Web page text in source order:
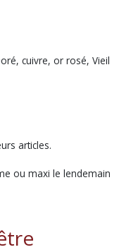
cuivre, or rosé, Vieil
articles.
ou maxi le lendemain